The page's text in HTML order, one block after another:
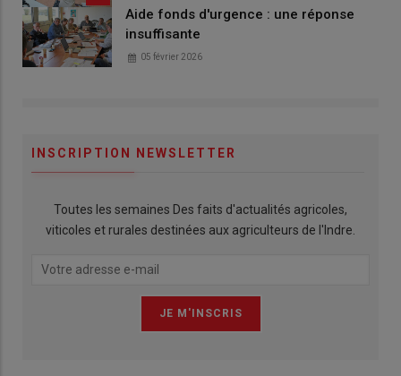
Aide fonds d'urgence : une réponse
insuffisante
05 février 2026
INSCRIPTION NEWSLETTER
Toutes les semaines Des faits d'actualités agricoles,
viticoles et rurales destinées aux agriculteurs de l'Indre.